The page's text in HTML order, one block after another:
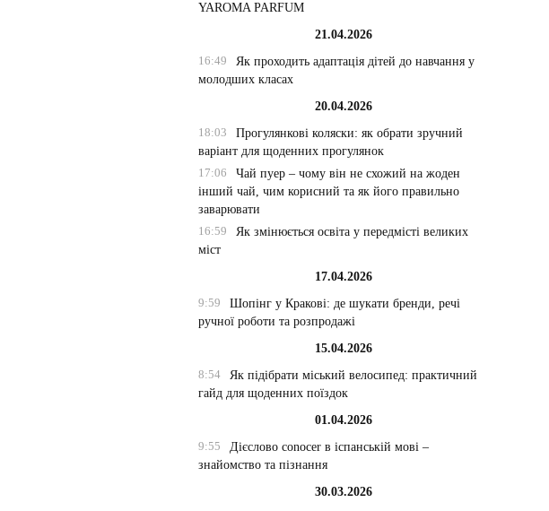
YAROMA PARFUM
21.04.2026
16:49
Як проходить адаптація дітей до навчання у
молодших класах
20.04.2026
18:03
Прогулянкові коляски: як обрати зручний
варіант для щоденних прогулянок
17:06
Чай пуер – чому він не схожий на жоден
інший чай, чим корисний та як його правильно
заварювати
16:59
Як змінюється освіта у передмісті великих
міст
17.04.2026
9:59
Шопінг у Кракові: де шукати бренди, речі
ручної роботи та розпродажі
15.04.2026
8:54
Як підібрати міський велосипед: практичний
гайд для щоденних поїздок
01.04.2026
9:55
Дієслово conocer в іспанській мові –
знайомство та пізнання
30.03.2026